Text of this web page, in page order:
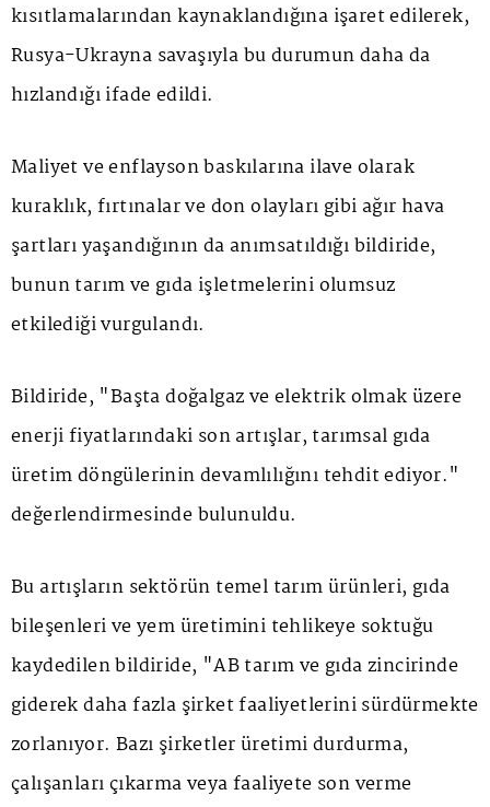
kısıtlamalarından kaynaklandığına işaret edilerek,
Rusya-Ukrayna savaşıyla bu durumun daha da
hızlandığı ifade edildi.
Maliyet ve enflayson baskılarına ilave olarak
kuraklık, fırtınalar ve don olayları gibi ağır hava
şartları yaşandığının da anımsatıldığı bildiride,
bunun tarım ve gıda işletmelerini olumsuz
etkilediği vurgulandı.
Bildiride, "Başta doğalgaz ve elektrik olmak üzere
enerji fiyatlarındaki son artışlar, tarımsal gıda
üretim döngülerinin devamlılığını tehdit ediyor."
değerlendirmesinde bulunuldu.
Bu artışların sektörün temel tarım ürünleri, gıda
bileşenleri ve yem üretimini tehlikeye soktuğu
kaydedilen bildiride, "AB tarım ve gıda zincirinde
giderek daha fazla şirket faaliyetlerini sürdürmekte
zorlanıyor. Bazı şirketler üretimi durdurma,
çalışanları çıkarma veya faaliyete son verme